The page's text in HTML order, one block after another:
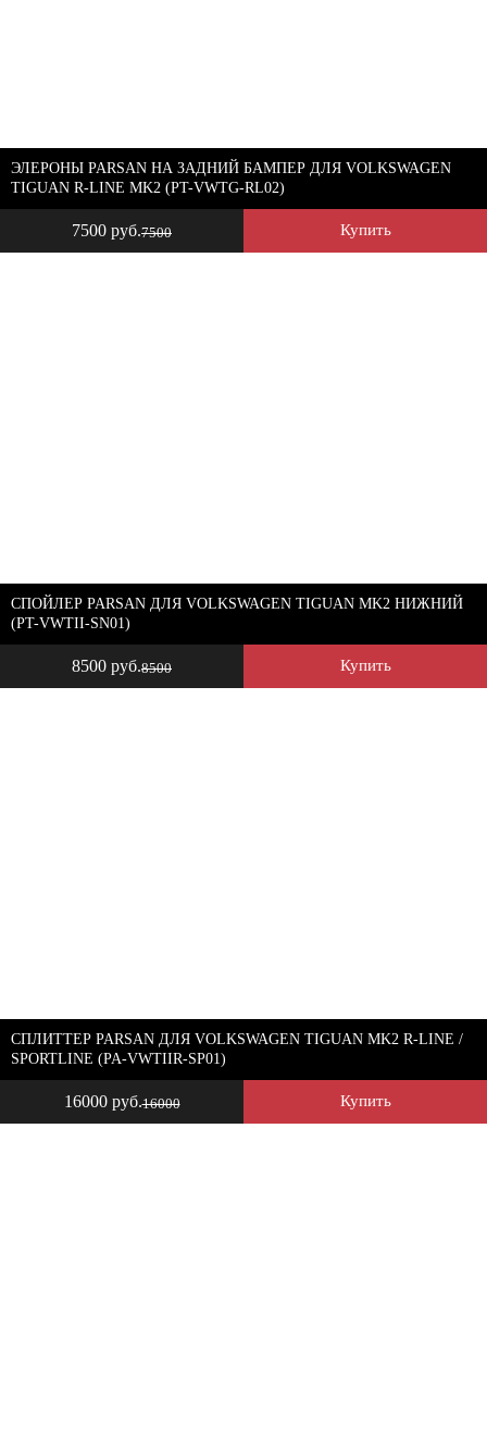
7500 руб.7500 Купить
ЭЛЕРОНЫ PARSAN НА ЗАДНИЙ БАМПЕР ДЛЯ VOLKSWAGEN
TIGUAN R-LINE MK2 (PT-VWTG-RL02)
8500 руб.8500 Купить
СПОЙЛЕР PARSAN ДЛЯ VOLKSWAGEN TIGUAN MK2 НИЖНИЙ
(PT-VWTII-SN01)
16000 руб.16000 Купить
СПЛИТТЕР PARSAN ДЛЯ VOLKSWAGEN TIGUAN MK2 R-LINE /
SPORTLINE (PA-VWTIIR-SP01)